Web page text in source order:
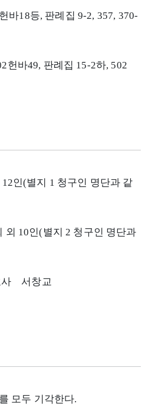
바18등, 판례집 9-2, 357, 370-
헌바49, 판례집 15-2하, 502
인(별지 1 청구인 명단과 같
외 10인(별지 2 청구인 명단과
사 서창교
모두 기각한다.